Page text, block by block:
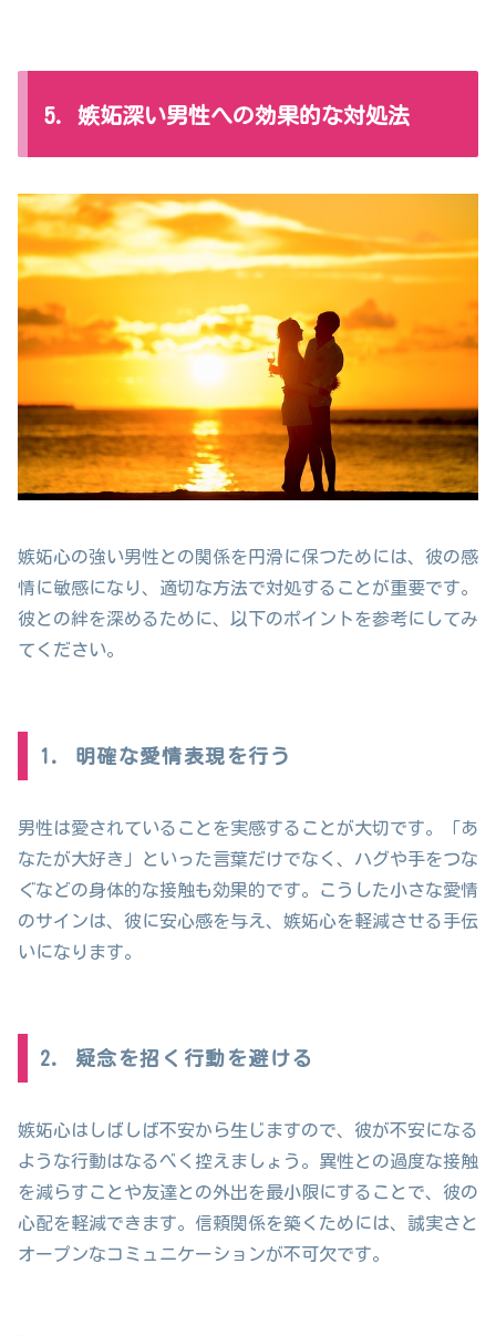
5. 嫉妬深い男性への効果的な対処法
嫉妬心の強い男性との関係を円滑に保つためには、彼の感
情に敏感になり、適切な方法で対処することが重要です。
彼との絆を深めるために、以下のポイントを参考にしてみ
てください。
1. 明確な愛情表現を行う
男性は愛されていることを実感することが大切です。「あ
なたが大好き」といった言葉だけでなく、ハグや手をつな
ぐなどの身体的な接触も効果的です。こうした小さな愛情
のサインは、彼に安心感を与え、嫉妬心を軽減させる手伝
いになります。
2. 疑念を招く行動を避ける
嫉妬心はしばしば不安から生じますので、彼が不安になる
ような行動はなるべく控えましょう。異性との過度な接触
を減らすことや友達との外出を最小限にすることで、彼の
心配を軽減できます。信頼関係を築くためには、誠実さと
オープンなコミュニケーションが不可欠です。